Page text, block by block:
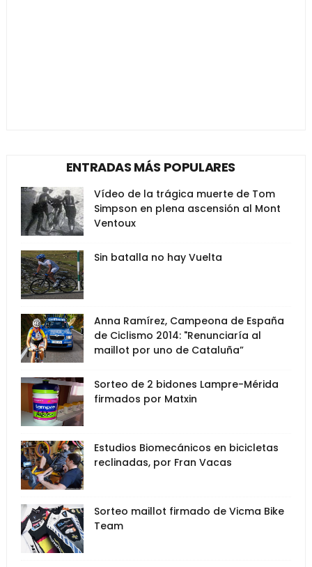
ENTRADAS MÁS POPULARES
Vídeo de la trágica muerte de Tom
Simpson en plena ascensión al Mont
Ventoux
Sin batalla no hay Vuelta
Anna Ramírez, Campeona de España
de Ciclismo 2014: "Renunciaría al
maillot por uno de Cataluña”
Sorteo de 2 bidones Lampre-Mérida
firmados por Matxin
Estudios Biomecánicos en bicicletas
reclinadas, por Fran Vacas
Sorteo maillot firmado de Vicma Bike
Team